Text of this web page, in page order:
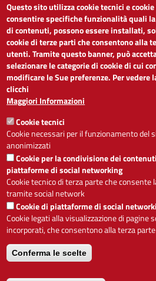
LINK UTILI
Dichiarazione di accessibilità
Obiettivi di accessibilità
Segnalaci problemi di accessibilità
Note legali
Privacy
Accesso riservato
ACCESSIBILITÀ
- A +
Alto contrasto
Servizio realizzato da
Questo sito utilizza cookie tecnici e
consentire specifiche funzionalità quali
di contenuti, possono essere installati,
cookie di terze parti che consentono alla
utenti. Tramite questo banner, può
selezionare le categorie di cookie di cui
modificare le Sue preferenze. Per vedere
clicchi
Maggiori Informazioni
Cookie tecnici
Cookie necessari per il funzionamento del
anonimizzati
Cookie per la condivisione dei
piattaforme di social networking
Cookie tecnico di terza parte che consente
tramite social network
Cookie di piattaforme di social
Cookie legati alla visualizzazione di pagine
incorporati, che consentono alla terza
Conferma le scelte